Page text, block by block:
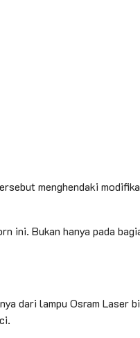
menghendaki
ini. Bukan hanya pada
dari lampu Osram Laser